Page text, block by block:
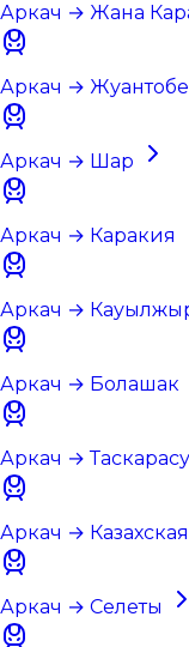
Аркач → Жана
Аркач → Жуантобе
Аркач → Шар
Аркач → Каракия
Аркач →
Аркач → Болашак
Аркач → Таскарасу
Аркач → Казахская
Аркач → Селеты